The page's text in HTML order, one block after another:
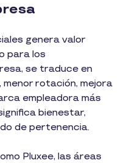
genera valor
para los
se traduce en
rotación, mejora
empleadora más
bienestar,
de pertenencia.
Pluxee, las áreas